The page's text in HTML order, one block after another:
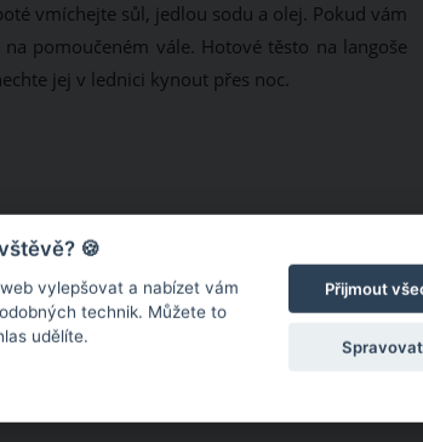
vmíchejte sůl, jedlou sodu a olej. Pokud vám
pomoučeném vále. Hotové těsto na langoše
jej v lednici kynout přes noc.
🍪
vylepšovat a nabízet vám
technik. Můžete to
udělíte.
Přijmout